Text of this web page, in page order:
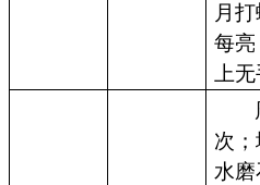
月打
每亮
上无
次
水磨